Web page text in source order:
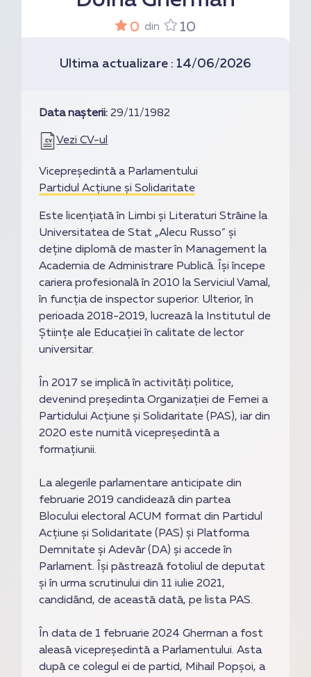
0 din 10
Ultima actualizare : 14/06/2026
Data nașterii:29/11/1982
Vezi CV-ul
Vicepreşedintă a Parlamentului
Partidul Acțiune și Solidaritate
Este licențiată în Limbi și Literaturi Străine la
Universitatea de Stat „Alecu Russo” și
deține diplomă de master în Management la
Academia de Administrare Publică. Își începe
cariera profesională în 2010 la Serviciul Vamal,
în funcția de inspector superior. Ulterior, în
perioada 2018-2019, lucrează la Institutul de
Științe ale Educației în calitate de lector
universitar.
În 2017 se implică în activități politice,
devenind președinta Organizației de Femei a
Partidului Acțiune și Solidaritate (PAS), iar din
2020 este numită vicepreședintă a
formațiunii.
La alegerile parlamentare anticipate din
februarie 2019 candidează din partea
Blocului electoral ACUM format din Partidul
Acțiune și Solidaritate (PAS) și Platforma
Demnitate și Adevăr (DA) și accede în
Parlament. Își păstrează fotoliul de deputat
și în urma scrutinului din 11 iulie 2021,
candidând, de această dată, pe lista PAS.
În data de 1 februarie 2024 Gherman a fost
aleasă vicepreședintă a Parlamentului. Asta
după ce colegul ei de partid, Mihail Popșoi, a